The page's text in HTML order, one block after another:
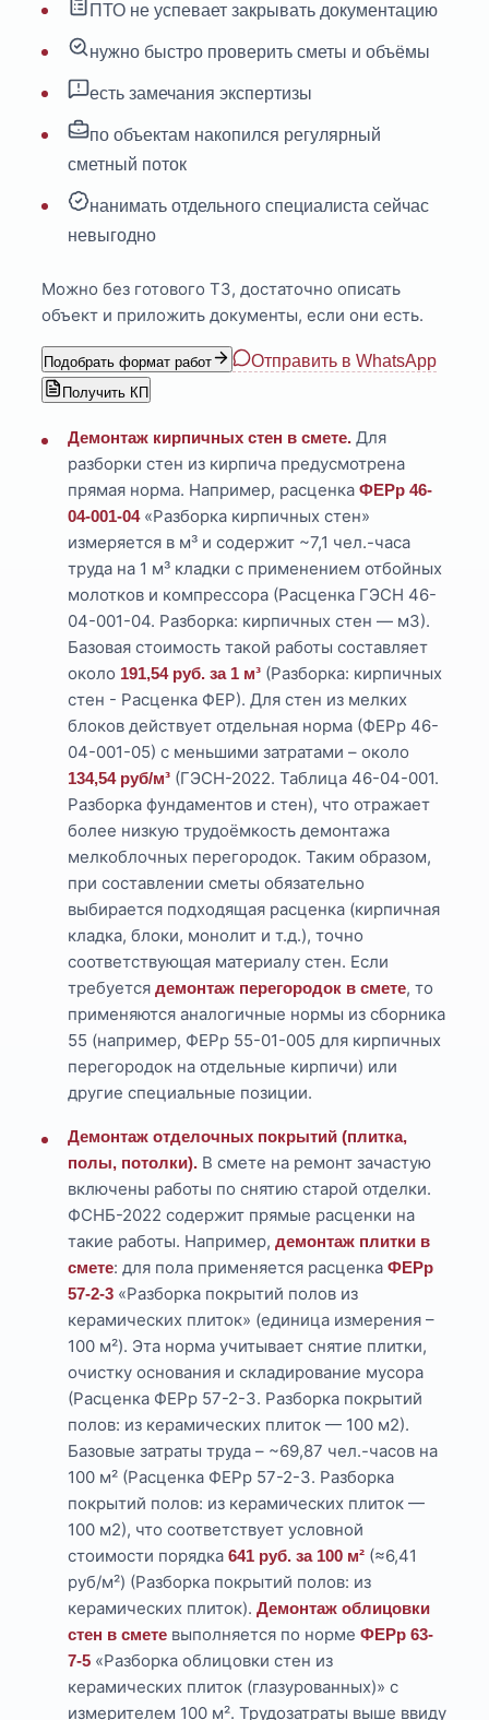
ПТО не успевает закрывать документацию
нужно быстро проверить сметы и объёмы
есть замечания экспертизы
по объектам накопился регулярный
сметный поток
нанимать отдельного специалиста сейчас
невыгодно
Можно без готового ТЗ, достаточно описать
объект и приложить документы, если они есть.
Подобрать формат работ Отправить в WhatsApp
Получить КП
Демонтаж кирпичных стен в смете. Для
разборки стен из кирпича предусмотрена
прямая норма. Например, расценкаФЕРр 46-
04-001-04«Разборка кирпичных стен»
измеряется в м³ и содержит ~7,1 чел.-часа
труда на 1 м³ кладки с применением отбойных
молотков и компрессора (Расценка ГЭСН 46-
04-001-04. Разборка: кирпичных стен — м3).
Базовая стоимость такой работы составляет
около 191,54 руб. за 1 м³ (Разборка: кирпичных
стен - Расценка ФЕР). Для стен из мелких
блоков действует отдельная норма (ФЕРр 46-
04-001-05) с меньшими затратами – около
134,54 руб/м³ (ГЭСН-2022. Таблица 46-04-001.
Разборка фундаментов и стен), что отражает
более низкую трудоёмкость демонтажа
мелкоблочных перегородок. Таким образом,
при составлении сметы обязательно
выбирается подходящая расценка (кирпичная
кладка, блоки, монолит и т.д.), точно
соответствующая материалу стен. Если
требуетсядемонтаж перегородок в смете, то
применяются аналогичные нормы из сборника
55 (например, ФЕРр 55-01-005 для кирпичных
перегородок на отдельные кирпичи) или
другие специальные позиции.
Демонтаж отделочных покрытий (плитка,
полы, потолки). В смете на ремонт зачастую
включены работы по снятию старой отделки.
ФСНБ-2022 содержит прямые расценки на
такие работы. Например,демонтаж плитки в
смете: для пола применяется расценкаФЕРр
57-2-3 «Разборка покрытий полов из
керамических плиток» (единица измерения –
100 м²). Эта норма учитывает снятие плитки,
очистку основания и складирование мусора
(Расценка ФЕРр 57-2-3. Разборка покрытий
полов: из керамических плиток — 100 м2).
Базовые затраты труда – ~69,87 чел.-часов на
100 м² (Расценка ФЕРр 57-2-3. Разборка
покрытий полов: из керамических плиток —
100 м2), что соответствует условной
стоимости порядка641 руб. за 100 м² (≈6,41
руб/м²) (Разборка покрытий полов: из
керамических плиток).Демонтаж облицовки
стен в смете выполняется по нормеФЕРр 63-
7-5 «Разборка облицовки стен из
керамических плиток (глазурованных)» с
измерителем 100 м². Трудозатраты выше ввиду